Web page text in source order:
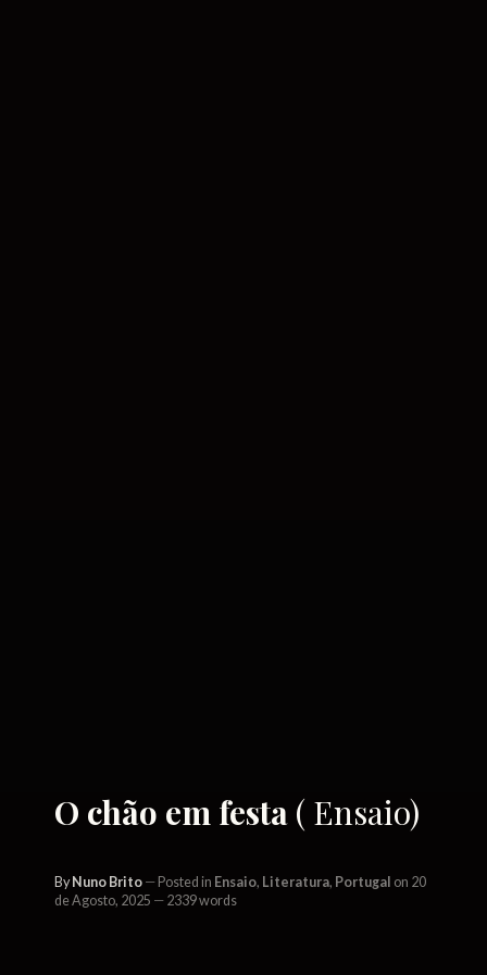
O chão em festa ( Ensaio)
By Nuno Brito Posted in Ensaio, Literatura, Portugal on 20
de Agosto, 2025
2339 words